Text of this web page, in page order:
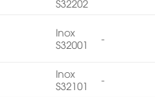
S32202
Inox
S32001
-
Inox
S32101
-